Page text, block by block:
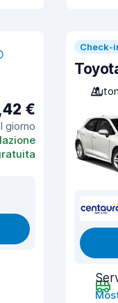
€
giorno
Check-